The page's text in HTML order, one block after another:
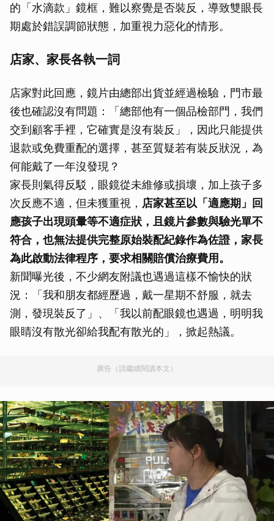
的「水滴款」鏡框，難以察覺是否裝反，導致雙眼長
期處於錯誤調節狀態，加重視力惡化的情形。
店家、家長各執一詞
店家對此回應，鏡片由總部出貨並經過檢驗，門市最
後也確認沒有問題：「總部他有一個品檢部門，我們
交到顧客手裡，它確實是沒有裝反」，因此只能提供
退款或免費重配的選擇，甚至質疑若有裝反狀況，為
何能戴了一年沒發現？
家長則氣得反駁，眼鏡從未維修或損壞，加上孩子多
次反應不適，但未獲重視， 店家甚至以「適應期」回
應孩子出現頭暈等不適症狀，且鏡片參數與驗光單不
符合，也無法提供完整原始裝配紀錄作為佐證，家長
為此啟動法律程序，要求相關賠償治療費用。
新聞曝光後，不少網友附議也遇過這樣不愉快的狀
況：「我和朋友都經歷過，戴一星期不舒服，就去
測，發現裝反了」、「我以前配眼鏡也遇過，明明我
眼睛沒有散光卻給我配有散光的」，掀起熱議。
廣告（請繼續閱讀本文）